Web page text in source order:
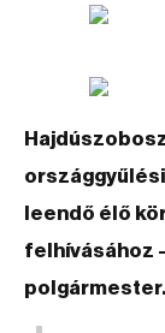
leendő élő
felhívásához
polgármester.